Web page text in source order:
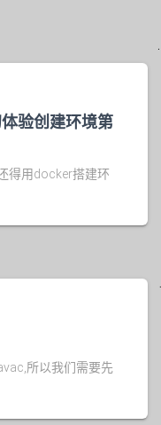
验创建环境第
得用docker搭建环
所以我们需要先